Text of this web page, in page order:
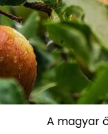
A magyar